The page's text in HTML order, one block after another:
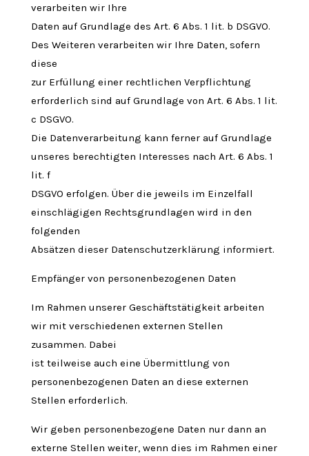
verarbeiten wir Ihre
Daten auf Grundlage des Art. 6 Abs. 1 lit. b DSGVO.
Des Weiteren verarbeiten wir Ihre Daten, sofern
diese
zur Erfüllung einer rechtlichen Verpflichtung
erforderlich sind auf Grundlage von Art. 6 Abs. 1 lit.
c DSGVO.
Die Datenverarbeitung kann ferner auf Grundlage
unseres berechtigten Interesses nach Art. 6 Abs. 1
lit. f
DSGVO erfolgen. Über die jeweils im Einzelfall
einschlägigen Rechtsgrundlagen wird in den
folgenden
Absätzen dieser Datenschutzerklärung informiert.
Empfänger von personenbezogenen Daten
Im Rahmen unserer Geschäftstätigkeit arbeiten
wir mit verschiedenen externen Stellen
zusammen. Dabei
ist teilweise auch eine Übermittlung von
personenbezogenen Daten an diese externen
Stellen erforderlich.
Wir geben personenbezogene Daten nur dann an
externe Stellen weiter, wenn dies im Rahmen einer